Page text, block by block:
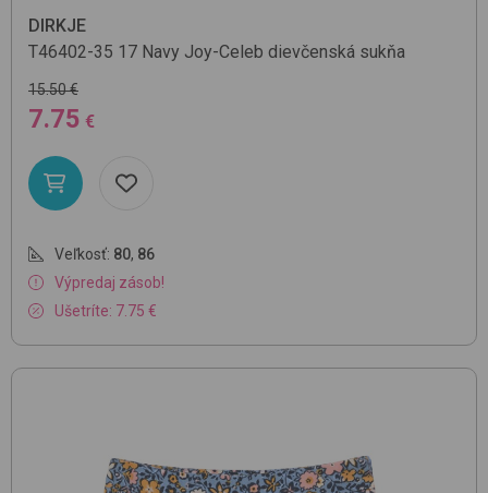
DIRKJE
T46402-35 17 Navy Joy-Celeb dievčenská sukňa
15.50 €
7.75 €
Veľkosť: 80, 86
Výpredaj zásob!
Ušetríte: 7.75 €